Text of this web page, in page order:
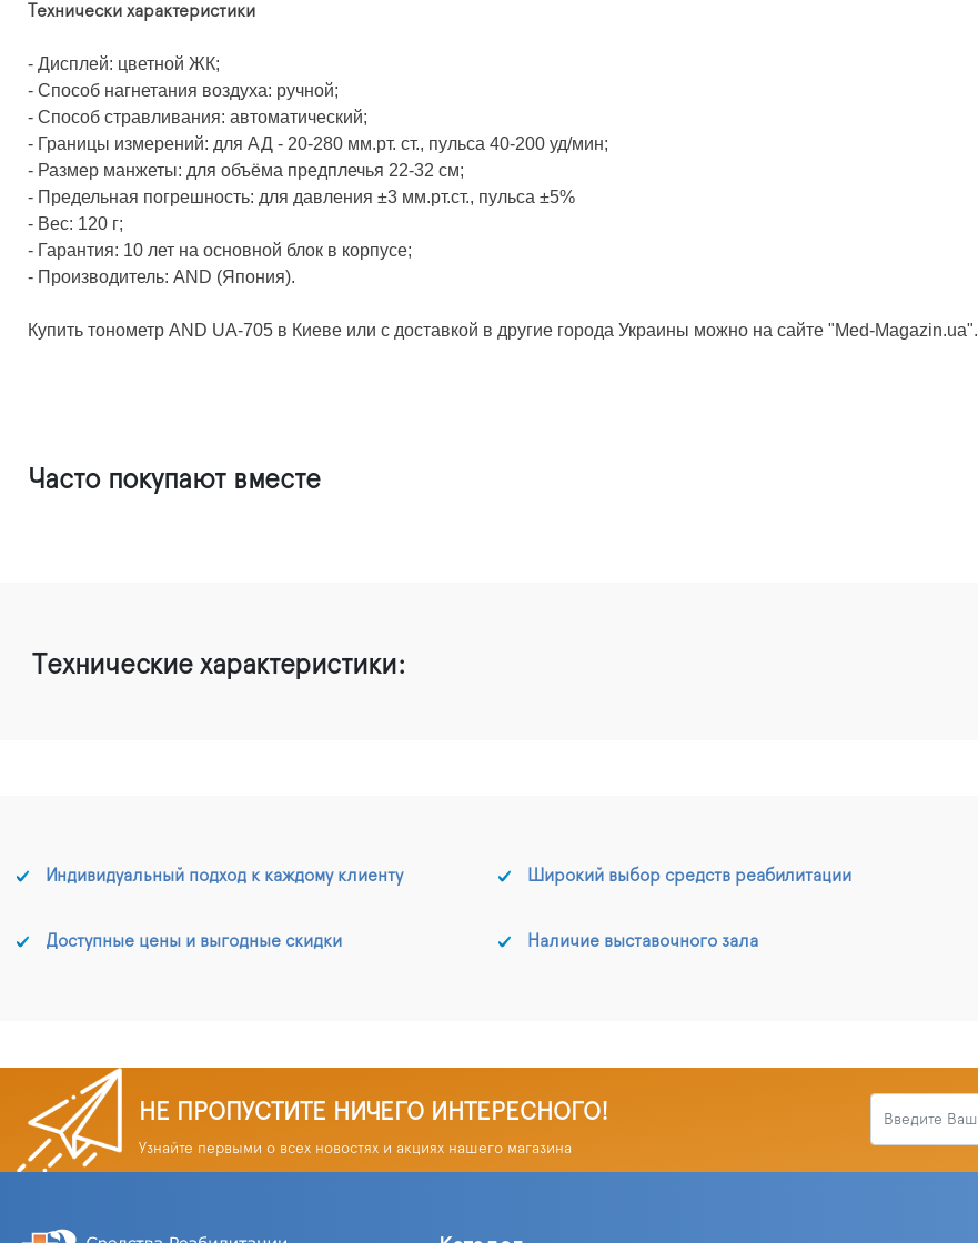
Технически характеристики
- Дисплей: цветной ЖК;
- Способ нагнетания воздуха: ручной;
- Способ стравливания: автоматический;
- Границы измерений: для АД - 20-280 мм.рт. ст., пульса 40-200 уд/мин;
- Размер манжеты: для объёма предплечья 22-32 см;
- Предельная погрешность: для давления ±3 мм.рт.ст., пульса ±5%
- Вес: 120 г;
- Гарантия: 10 лет на основной блок в корпусе;
- Производитель: AND (Япония).
Купить тонометр AND UA-705 в Киеве или с доставкой в другие города Украины можно на сайте "Med-Magazin.ua".
Часто покупают вместе
Технические характеристики:
Индивидуальный подход к каждому клиенту Широкий выбор средств реабилитации
Доступные цены и выгодные скидки Наличие выставочного зала
НЕ ПРОПУСТИТЕ НИЧЕГО ИНТЕРЕСНОГО!
Узнайте первыми о всех новостях и акциях нашего магазина